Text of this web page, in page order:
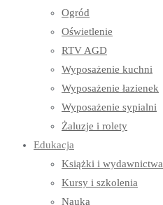
Ogród
Oświetlenie
RTV AGD
Wyposażenie kuchni
Wyposażenie łazienek
Wyposażenie sypialni
Żaluzje i rolety
Edukacja
Książki i wydawnictwa
Kursy i szkolenia
Nauka